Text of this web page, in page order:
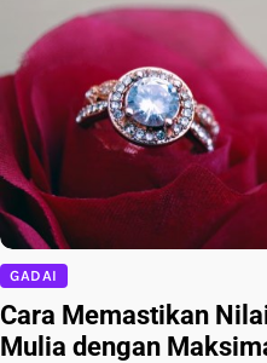
GADAI
Cara Memastikan
Mulia dengan